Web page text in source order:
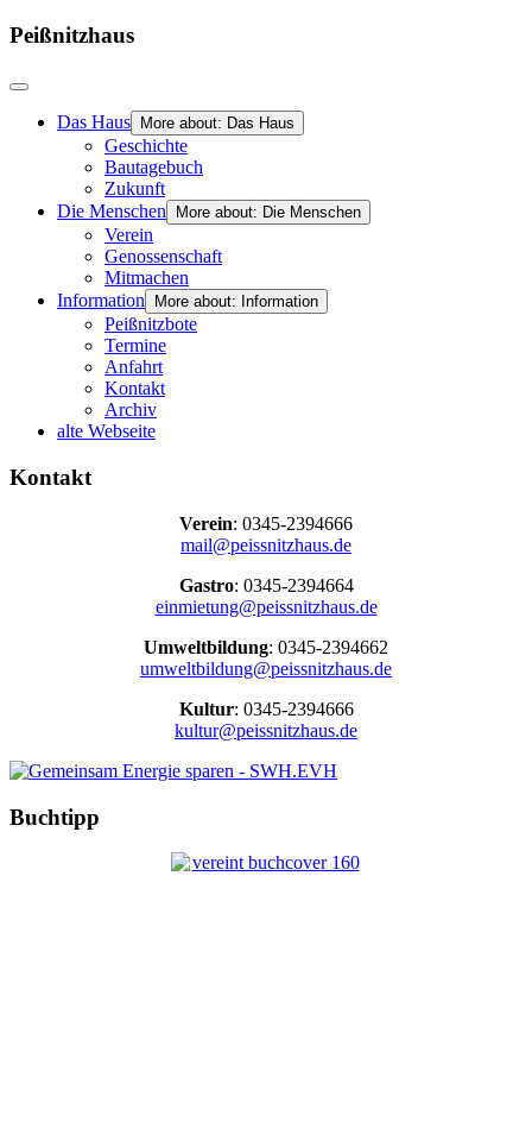
Peißnitzhaus
Das Haus More about: Das Haus
Geschichte
Bautagebuch
Zukunft
Die Menschen
More about: Die Menschen
Verein
Genossenschaft
Mitmachen
Information
More about: Information
Peißnitzbote
Termine
Anfahrt
Kontakt
Archiv
alte Webseite
Kontakt
Verein: 0345-2394666
mail@peissnitzhaus.de
Gastro: 0345-2394664
einmietung@peissnitzhaus.de
Umweltbildung: 0345-2394662
umweltbildung@peissnitzhaus.de
Kultur: 0345-2394666
kultur@peissnitzhaus.de
Buchtipp